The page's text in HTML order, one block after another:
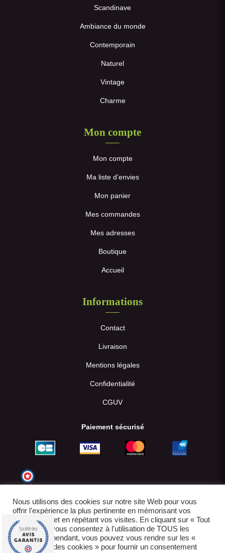
Scandinave
Ambiance du monde
Contemporain
Naturel
Vintage
Charme
Mon compte
Mon compte
Ma liste d’envies
Mon panier
Mes commandes
Mes adresses
Boutique
Accueil
Informations
Contact
Livraison
Mentions légales
Confidentialité
CGUV
Paiement sécurisé
Nous utilisons des cookies sur notre site Web pour vous
offrir l'expérience la plus pertinente en mémorisant vos
préférences et en répétant vos visites. En cliquant sur « Tout
accepter », vous consentez à l'utilisation de TOUS les
cookies. Cependant, vous pouvez vous rendre sur les «
Paramètres des cookies » pour fournir un consentement